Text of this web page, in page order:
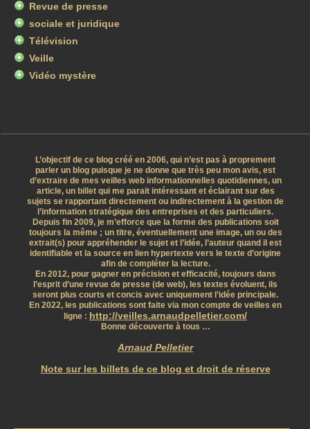
Revue de presse
sociale et juridique
Télévision
Veille
Vidéo mystère
L’objectif de ce blog créé en 2006, qui n’est pas à proprement
parler un blog puisque je ne donne que très peu mon avis, est
d’extraire de mes veilles web informationnelles quotidiennes, un
article, un billet qui me parait intéressant et éclairant sur des
sujets se rapportant directement ou indirectement à la gestion de
l’information stratégique des entreprises et des particuliers.
Depuis fin 2009, je m’efforce que la forme des publications soit
toujours la même ; un titre, éventuellement une image, un ou des
extrait(s) pour appréhender le sujet et l’idée, l’auteur quand il est
identifiable et la source en lien hypertexte vers le texte d’origine
afin de compléter la lecture.
En 2012, pour gagner en précision et efficacité, toujours dans
l’esprit d’une revue de presse (de web), les textes évoluent, ils
seront plus courts et concis avec uniquement l’idée principale.
En 2022, les publications sont faite via mon compte de veilles en
ligne : http://veilles.arnaudpelletier.com/
Bonne découverte à tous …
Arnaud Pelletier
Note sur les billets de ce blog et droit de réserve